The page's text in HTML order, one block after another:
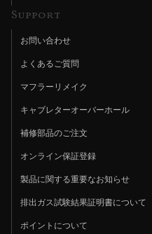
Support
お問い合わせ
よくあるご質問
マフラーリメイク
キャブレターオーバーホール
補修部品のご注文
オンライン保証登録
製品に関する重要なお知らせ
排出ガス試験結果証明書について
ポイントについて